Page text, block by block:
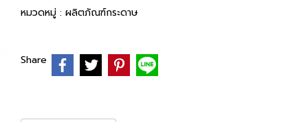
หมวดหมู่ : ผลิตภัณฑ์กระดาษ
Share